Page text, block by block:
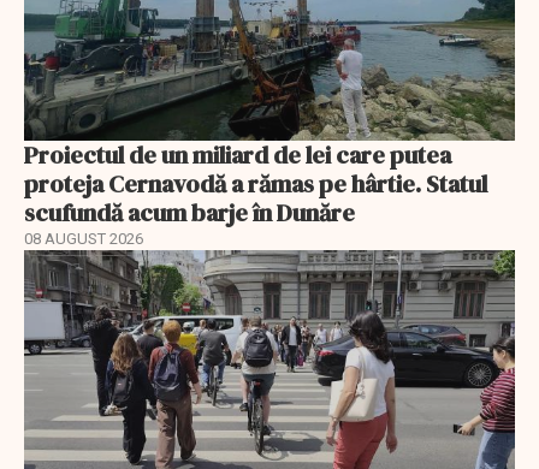
Proiectul de un miliard de lei care putea
proteja Cernavodă a rămas pe hârtie. Statul
scufundă acum barje în Dunăre
08 AUGUST 2026